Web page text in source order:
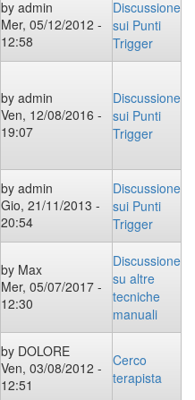
by admin
Mer, 05/12/2012 -
12:58
Discussione
sui Punti
Trigger
by admin
Ven, 12/08/2016 -
19:07
Discussione
sui Punti
Trigger
by admin
Gio, 21/11/2013 -
20:54
Discussione
sui Punti
Trigger
by Max
Mer, 05/07/2017 -
12:30
Discussione
su altre
tecniche
manuali
by DOLORE
Ven, 03/08/2012 -
12:51
Cerco
terapista